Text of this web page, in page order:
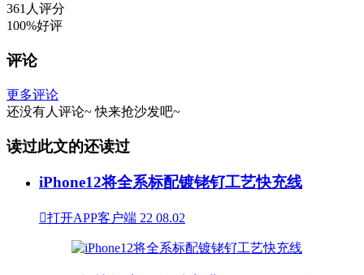
361人评分
100%好评
评论
更多评论
还没有人评论~ 快来抢沙发吧~
读过此文的还读过
iPhone12将全系标配镀铑钌工艺快充线
打开APP客户端 22 08.02